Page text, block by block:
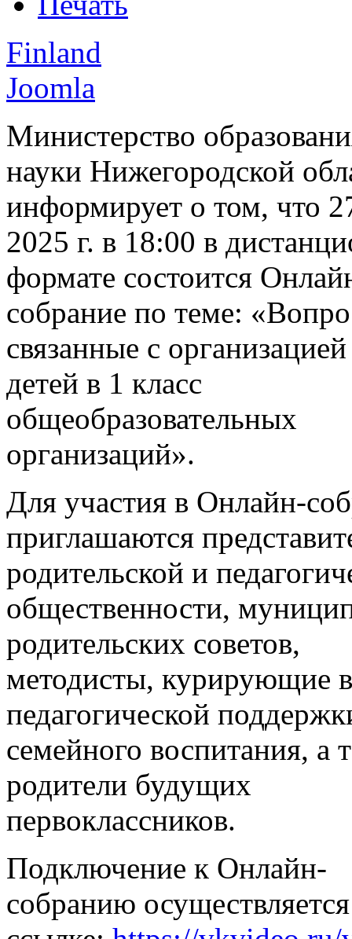
Finland
Joomla
Министерство
науки Нижегородской
информирует о том, что
2025 г. в 18:00 в
формате состоится
собрание по теме:
связанные с
детей в 1 класс
общеобразовательных
организаций».
Для участия в Онлайн-
приглашаются
родительской и
общественности,
родительских советов,
методисты, курирующие
педагогической
семейного воспитания, а
родители будущих
первоклассников.
Подключение к Онлайн-
собранию